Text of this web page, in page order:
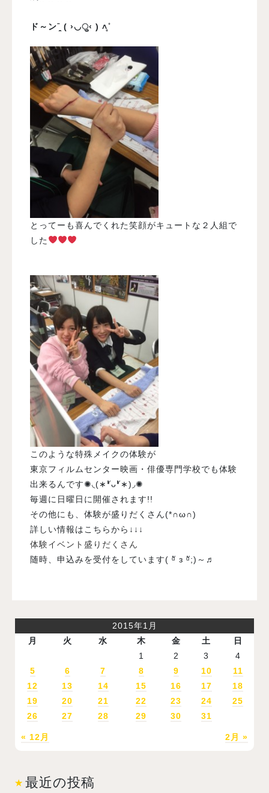
ド～ンˉ̞̭ ( ›◡ु‹ ) ˄̻ ̊
とってーも喜んでくれた笑顔がキュートな２人組で
した
このような特殊メイクの体験が
東京フィルムセンター映画・俳優専門学校でも体験
出来るんです✺◟(∗❛ัᴗ❛ั∗)◞✺
毎週に日曜日に開催されます!!
その他にも、体験が盛りだくさん(*∩ω∩)
詳しい情報はこちらから↓↓↓
体験イベント盛りだくさん
随時、申込みを受付をしています( ᵅั ᴈ ᵅั;)～♬
2015年1月
月
火 水 木 金 土 日
« 12月 2月 »
1 2 3
4
5
6 7 8 9 10
11
12
13 14 15 16 17
18
19
20 21 22 23 24
25
26
27 28 29 30 31
最近の投稿